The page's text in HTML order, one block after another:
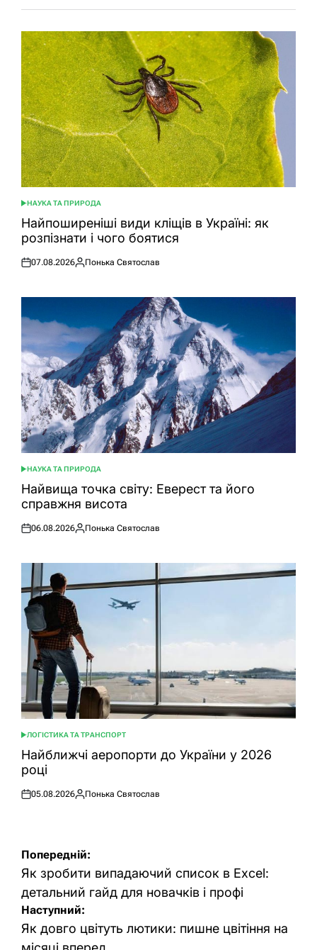
ОПУБЛІКУВАТИ
У
НАУКА ТА ПРИРОДА
Найпоширеніші види кліщів в Україні: як
розпізнати і чого боятися
Оприлюднено
07.08.2026
Опубліковано
Понька Святослав
ОПУБЛІКУВАТИ
У
НАУКА ТА ПРИРОДА
Найвища точка світу: Еверест та його
справжня висота
Оприлюднено
06.08.2026
Опубліковано
Понька Святослав
ОПУБЛІКУВАТИ
У
ЛОГІСТИКА ТА ТРАНСПОРТ
Найближчі аеропорти до України у 2026
році
Оприлюднено
05.08.2026
Опубліковано
Понька Святослав
Навігація
записів
Попередній:
Як зробити випадаючий список в Excel:
детальний гайд для новачків і профі
Наступний:
Як довго цвітуть лютики: пишне цвітіння на